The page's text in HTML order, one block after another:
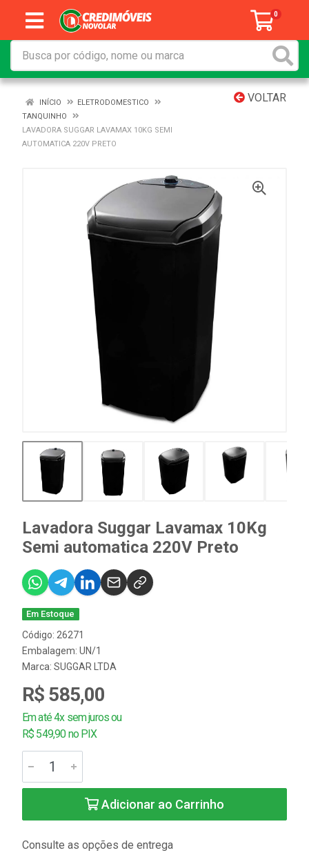
0
VOLTAR
INÍCIO
ELETRODOMESTICO
TANQUINHO
LAVADORA SUGGAR LAVAMAX 10KG SEMI
AUTOMATICA 220V PRETO
Lavadora Suggar Lavamax 10Kg
Semi automatica 220V Preto
Em Estoque
Código: 26271
Embalagem: UN/1
Marca: SUGGAR LTDA
R$ 585,00
Em até 4x sem juros ou
R$ 549,90 no PIX
Adicionar ao Carrinho
Consulte as opções de entrega